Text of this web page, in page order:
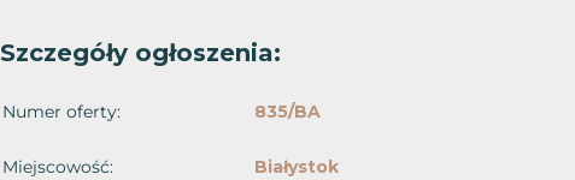
Szczegóły ogłoszenia:
Numer oferty: 835/BA
Miejscowość: Białystok